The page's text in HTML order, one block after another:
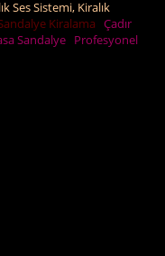
Ses Sistemi, Kiralık
Kiralama Çadır
Sandalye Profesyonel